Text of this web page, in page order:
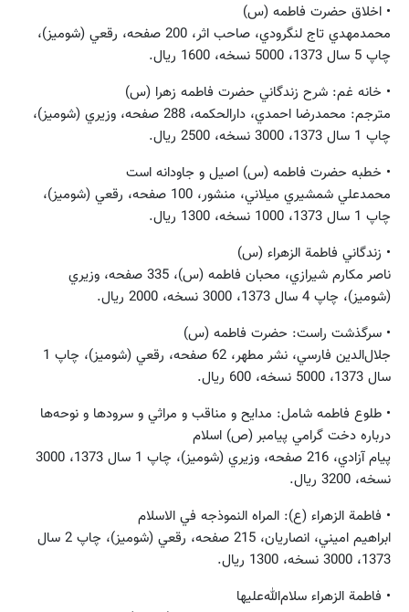
• اخلاق حضرت فاطمه (س)
محمدمهدي تاج‌ لنگرودي، صاحب اثر، 200 صفحه، رقعي (شوميز)،
چاپ 5 سال 1373، 5000 نسخه، 1600 ريال.
• خانه غم: شرح زندگاني حضرت فاطمه زهرا (س)
مترجم: محمدرضا احمدي، دارالحكمه، 288 صفحه، وزيري (شوميز)،
چاپ 1 سال 1373، 3000 نسخه، 2500 ريال.
• خطبه حضرت فاطمه (س) اصيل و جاودانه است
محمدعلي شمشيري ‌ميلاني، منشور، 100 صفحه، رقعي (شوميز)،
چاپ 1 سال 1373، 1000 نسخه، 1300 ريال.
• زندگاني فاطمة الزهراء (س)
ناصر مكارم‌ شيرازي، محبان فاطمه (س)، 335 صفحه، وزيري
(شوميز)، چاپ 4 سال 1373، 3000 نسخه، 2000 ريال.
• سرگذشت راست: حضرت فاطمه (س)
جلال‌الدين فارسي، نشر مطهر، 62 صفحه، رقعي (شوميز)، چاپ 1
سال 1373، 5000 نسخه، 600 ريال.
• طلوع فاطمه شامل: مدايح و مناقب و مراثي و سرودها و نوحه‌ها
درباره دخت گرامي پيامبر (ص) اسلام
پيام آزادي، 216 صفحه، وزيري (شوميز)، چاپ 1 سال 1373، 3000
نسخه، 3200 ريال.
• فاطمة الزهراء (ع): المراه النموذجه في الاسلام
ابراهيم اميني، انصاريان، 215 صفحه، رقعي (شوميز)، چاپ 2 سال
1373، 3000 نسخه، 1300 ريال.
• فاطمة الزهراء سلام‌الله‌عليها